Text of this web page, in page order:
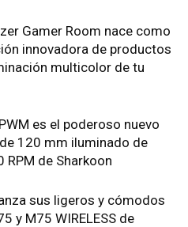
Gamer Room nace como
innovadora de productos
multicolor de tu
es el poderoso nuevo
120 mm iluminado de
RPM de Sharkoon
sus ligeros y cómodos
y M75 WIRELESS de